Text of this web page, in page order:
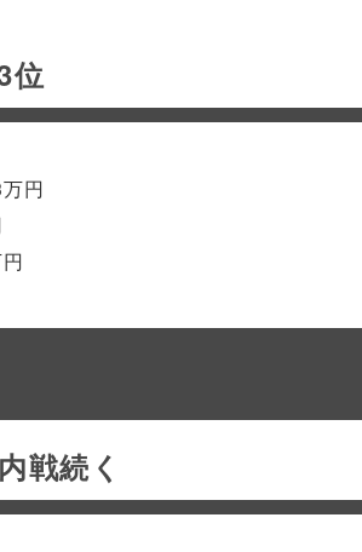
位
円
戦続く